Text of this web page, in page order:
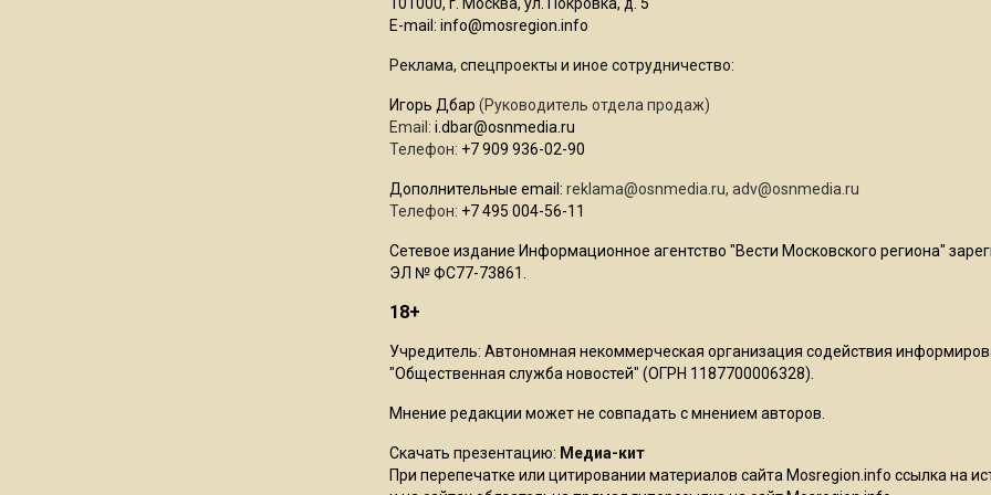
E-mail: info@mosregion.info
Реклама, спецпроекты и иное сотрудничество:
Игорь Дбар (Руководитель отдела продаж)
Email: i.dbar@osnmedia.ru
Телефон: +7 909 936-02-90
Дополнительные email: reklama@osnmedia.ru, adv@osnmedia.ru
Телефон: +7 495 004-56-11
Сетевое издание Информационное агентство "Вести Московского региона"
ЭЛ № ФС77-73861.
18+
Учредитель: Автономная некоммерческая организация содействия
"Общественная служба новостей" (ОГРН 1187700006328).
Мнение редакции может не совпадать с мнением авторов.
Скачать презентацию: Медиа-кит
При перепечатке или цитировании материалов сайта Mosregion.info ссылка на